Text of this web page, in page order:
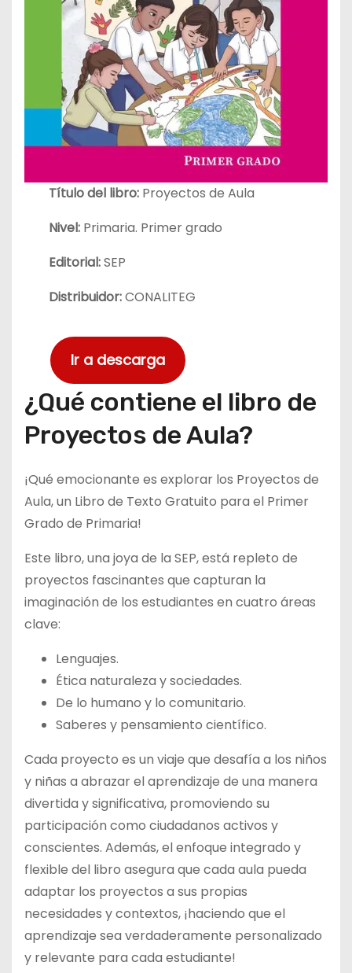
Título del libro: Proyectos de Aula
Nivel:Primaria. Primer grado
Editorial:SEP
Distribuidor:CONALITEG
Ir a descarga
¿Qué contiene el libro de
Proyectos de Aula?
¡Qué emocionante es explorar los Proyectos de
Aula, un Libro de Texto Gratuito para el Primer
Grado de Primaria!
Este libro, una joya de la SEP, está repleto de
proyectos fascinantes que capturan la
imaginación de los estudiantes en cuatro áreas
clave:
Lenguajes.
Ética naturaleza y sociedades.
De lo humano y lo comunitario.
Saberes y pensamiento científico.
Cada proyecto es un viaje que desafía a los niños
y niñas a abrazar el aprendizaje de una manera
divertida y significativa, promoviendo su
participación como ciudadanos activos y
conscientes. Además, el enfoque integrado y
flexible del libro asegura que cada aula pueda
adaptar los proyectos a sus propias
necesidades y contextos, ¡haciendo que el
aprendizaje sea verdaderamente personalizado
y relevante para cada estudiante!